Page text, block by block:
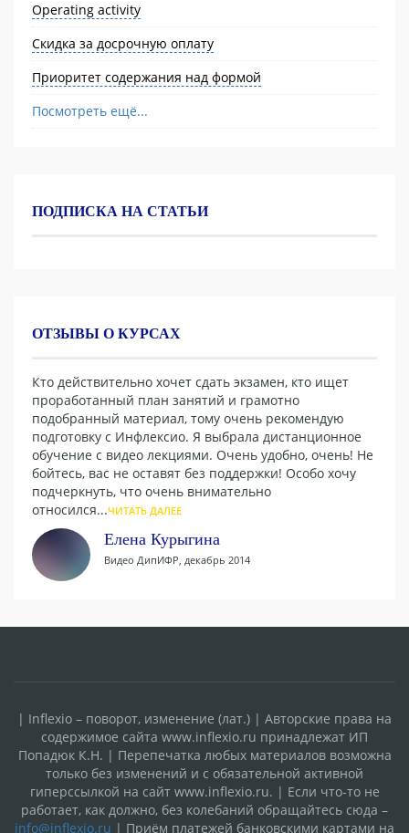
Operating activity
Скидка за досрочную оплату
Приоритет содержания над формой
Посмотреть ещё...
ПОДПИСКА НА СТАТЬИ
ОТЗЫВЫ О КУРСАХ
Кто действительно хочет сдать экзамен, кто ищет
проработанный план занятий и грамотно
подобранный материал, тому очень рекомендую
подготовку с Инфлексио. Я выбрала дистанционное
обучение с видео лекциями. Очень удобно, очень! Не
бойтесь, вас не оставят без поддержки! Особо хочу
подчеркнуть, что очень внимательно
относился...ЧИТАТЬ ДАЛЕЕ
Елена Курыгина
Видео ДипИФР, декабрь 2014
| Inflexio – поворот, изменение (лат.) | Авторские права на
содержимое сайта www.inflexio.ru принадлежат ИП
Попадюк К.Н. | Перепечатка любых материалов возможна
только без изменений и с обязательной активной
гиперссылкой на сайт www.inflexio.ru. | Если что-то не
работает, как должно, без колебаний обращайтесь сюда –
info@inflexio.ru | Приём платежей банковскими картами на